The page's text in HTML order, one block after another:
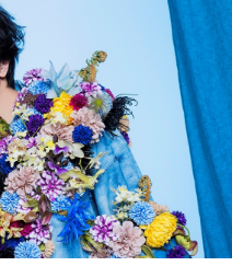
ったときに違うところで
すよ。全然悪気がないと
こまで考えてコメントす
“リバウンドメンタリテ
、何かうまくいかなかった
今後そこを塩貝選手は試
待に応えるだけのものを
良いエネルギーに変えて
が発覚した時の心境を教
ミングはすごく悩んだの
だいた。痛いままプレー
し、自分としても不安を
たので、できるだけ早く
にというので決断しまし